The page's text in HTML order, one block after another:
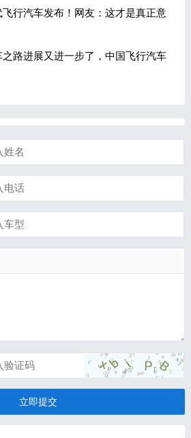
行汽车发布！网友：这才是真正意
路进展又进一步了，中国飞行汽车
立即提交